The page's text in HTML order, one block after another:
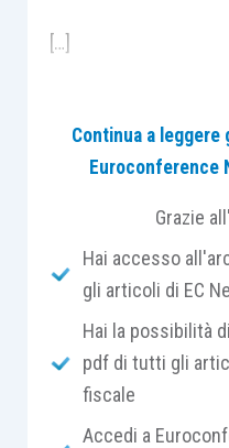
[…]
condizioni di
3) modifica della
aziendale, non
partire
societario, e
rappresentato dal
nozione di
esercitata”.
Continua a leggere
Euroconference
Grazie
Hai accesso
gli articoli di EC
Hai la possibilità
pdf di tutti gli
fiscale
Accedi a